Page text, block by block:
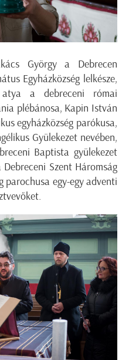
György a Debrecen
Egyházközség lelkésze,
a debreceni római
plébánosa, Kapin István
egyházközség parókusa,
Gyülekezet nevében,
Baptista gyülekezet
Szent Háromság
parochusa egy-egy adventi